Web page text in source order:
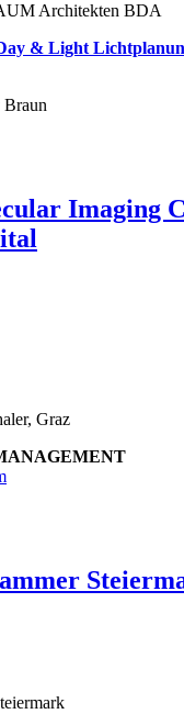
Architekten BDA
& Light
Braun
Imaging
Graz